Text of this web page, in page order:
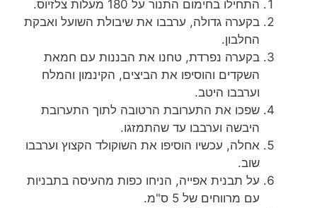
התחילו בחימום התנור על 180 מעלות צלזיוס.
בקערה גדולה, ערבבו את שיבולת השועל ואבקת
החלבון.
בקערה נפרדת, טחנו את הבננות עם חמאת
השקדים והוסיפו את הביצים, הקינמון והמלח
וערבבו היטב.
שפכו את התערובת הרטובה לתוך התערובת
היבשה וערבבו עד שהתמזגו.
אחלה, עכשיו הוסיפו את השוקולד הקצוץ וערבבו
שוב.
על תבנית אפייה, הניחו כפות מהעיסה בתבניות
עם מרווחים של 5 ס"מ.